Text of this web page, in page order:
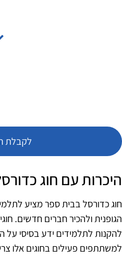
לקבלת
היכרות עם חוג
חוג כדורסל בבית ספר מציע
הגופנית ולהכיר חברים חדשים.
להקנות לתלמידים ידע בסיסי על
למשתתפים פעילים בחוגים אלו